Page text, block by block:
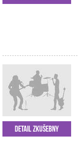
Detail zkušebny